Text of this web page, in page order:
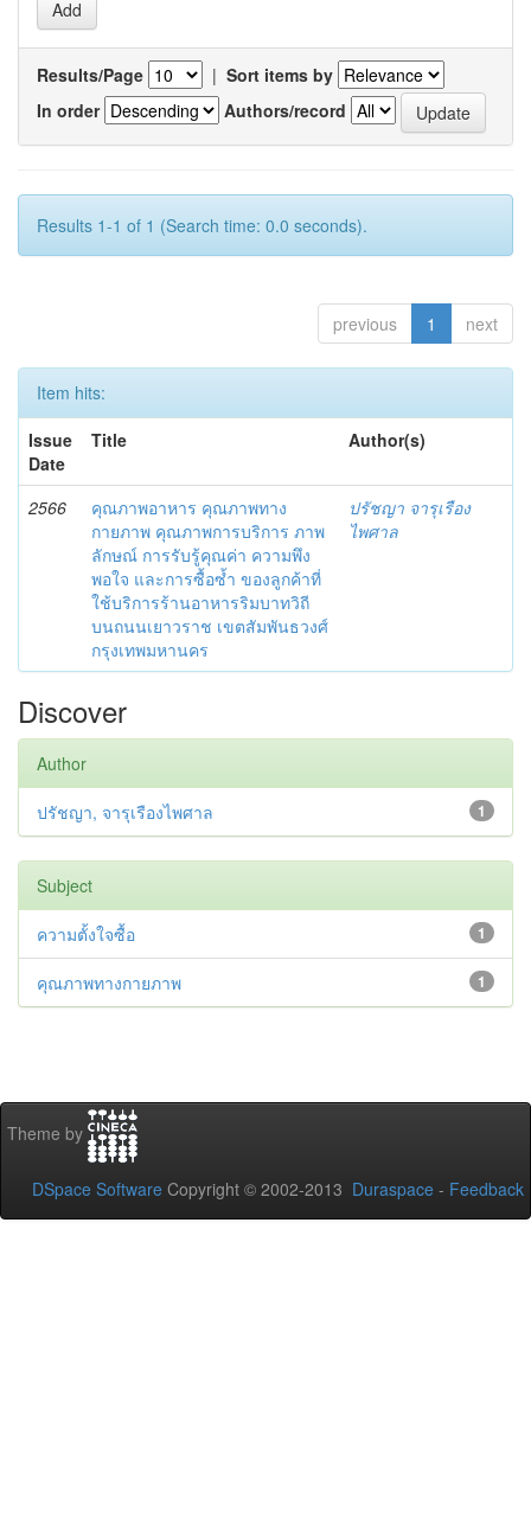
Results/Page | Sort items by
In order
Authors/record
Results 1-1 of 1 (Search time: 0.0 seconds).
previous 1 next
Item hits:
Issue
Date
Title Author(s)
2566
คุณภาพอาหาร คุณภาพทาง
กายภาพ คุณภาพการบริการ ภาพ
ลักษณ์ การรับรู้คุณค่า ความพึง
พอใจ และการซื้อซ้ำ ของลูกค้าที่
ใช้บริการร้านอาหารริมบาทวิถี
บนถนนเยาวราช เขตสัมพันธวงศ์
กรุงเทพมหานคร
ปรัชญา จารุเรือง
ไพศาล
Discover
Author
1
ปรัชญา, จารุเรืองไพศาล
Subject
1
ความตั้งใจซื้อ
1
คุณภาพทางกายภาพ
Theme by
DSpace Software Copyright © 2002-2013 Duraspace - Feedback